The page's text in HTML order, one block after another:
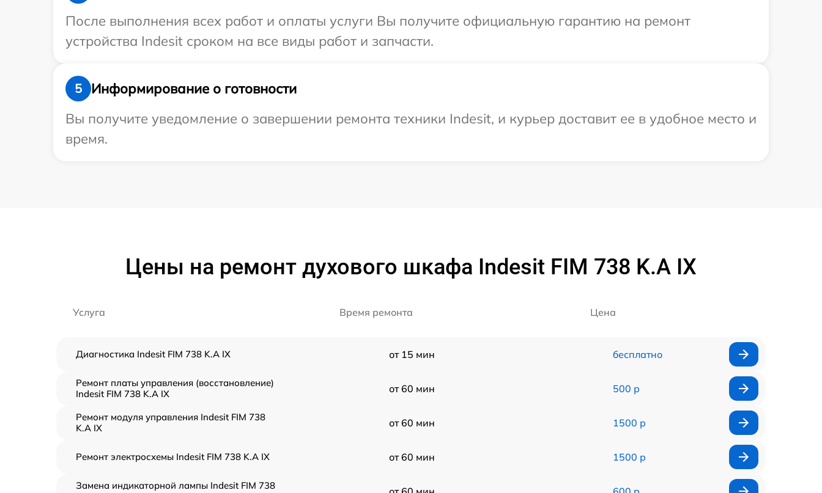
После выполнения всех работ и оплаты услуги Вы получите официальную гарантию на ремонт
устройства Indesit сроком на все виды работ и запчасти.
5
Информирование о готовности
Вы получите уведомление о завершении ремонта техники Indesit, и курьер доставит ее в удобное место и
время.
Цены на ремонт духового шкафа Indesit FIM 738 K.A IX
Услуга Время ремонта Цена
Диагностика Indesit FIM 738 K.A IX от 15 мин бесплатно
Ремонт платы управления (восстановление)
Indesit FIM 738 K.A IX
от 60 мин 500 р
Ремонт модуля управления Indesit FIM 738
K.A IX
от 60 мин 1500 р
Ремонт электросхемы Indesit FIM 738 K.A IX от 60 мин 1500 р
Замена индикаторной лампы Indesit FIM 738